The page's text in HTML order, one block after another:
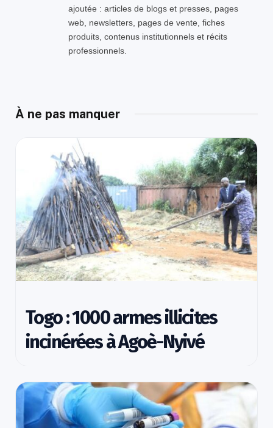
ajoutée : articles de blogs et presses, pages
web, newsletters, pages de vente, fiches
produits, contenus institutionnels et récits
professionnels.
À ne pas manquer
Togo : 1000 armes illicites
incinérées à Agoè-Nyivé